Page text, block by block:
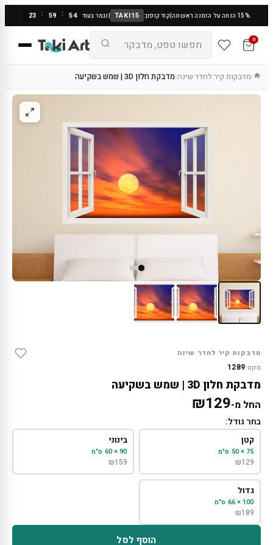
15% הנחה על הזמנה ראשונה |קוד קופון: TAKI15
|נגמר בעוד 23 : 59 : 53
0
›מדבקות קיר לחדר שינה›מדבקת חלון 3D | שמש בשקיעה
מדבקות קיר לחדר שינה
מקט:1289
מדבקת חלון 3D | שמש בשקיעה
החל מ- ₪129
בחר גודל:
קטן
75 × 50 ס"מ
₪129
בינוני
90 × 60 ס"מ
₪159
גדול
100 × 66 ס"מ
₪189
הוסף לסל